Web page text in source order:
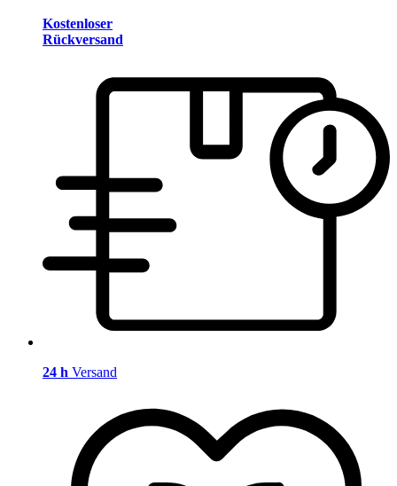
Kostenloser
Rückversand
24 h Versand